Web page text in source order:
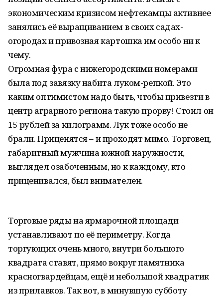
экономическим кризисом нефтекамцы активнее
занялись её выращиванием в своих садах-
огородах и привозная картошка им особо ни к
чему.
Огромная фура с нижегородскими номерами
была под завязку набита луком-репкой. Это
каким оптимистом надо быть, чтобы привезти в
центр аграрного региона такую прорву! Стоил он
15 рублей за килограмм. Лук тоже особо не
брали. Приценятся – и проходят мимо. Торговец,
габаритный мужчина южной наружности,
выглядел озабоченным, но к каждому, кто
приценивался, был внимателен.
Торговые ряды на ярмарочной площади
устанавливают по её периметру. Когда
торгующих очень много, внутри большого
квадрата ставят, прямо вокруг памятника
красногвардейцам, ещё и небольшой квадратик
из прилавков. Так вот, в минувшую субботу